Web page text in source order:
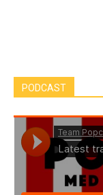
PODCAST